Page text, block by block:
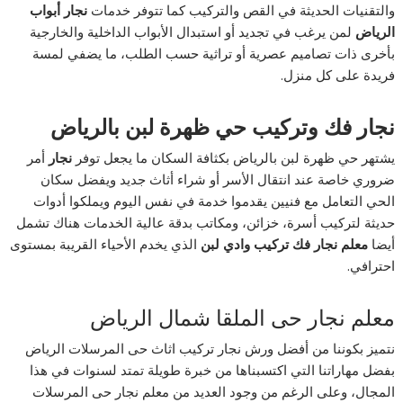
والتقنيات الحديثة في القص والتركيب كما تتوفر خدماتنجار أبواب
الرياض لمن يرغب في تجديد أو استبدال الأبواب الداخلية والخارجية
بأخرى ذات تصاميم عصرية أو تراثية حسب الطلب، ما يضفي لمسة
فريدة على كل منزل.
نجار فك وتركيب حي ظهرة لبن بالرياض
يشتهر حي ظهرة لبن بالرياض بكثافة السكان ما يجعل توفرنجار أمر
ضروري خاصة عند انتقال الأسر أو شراء أثاث جديد ويفضل سكان
الحي التعامل مع فنيين يقدموا خدمة في نفس اليوم ويملكوا أدوات
حديثة لتركيب أسرة، خزائن، ومكاتب بدقة عالية الخدمات هناك تشمل
أيضامعلم نجار فك تركيب وادي لبن الذي يخدم الأحياء القريبة بمستوى
احترافي.
معلم نجار حى الملقا شمال الرياض
نتميز بكوننا من أفضل ورش نجار تركيب اثاث حى المرسلات الرياض
بفضل مهاراتنا التي اكتسبناها من خبرة طويلة تمتد لسنوات في هذا
المجال، وعلى الرغم من وجود العديد من معلم نجار حى المرسلات